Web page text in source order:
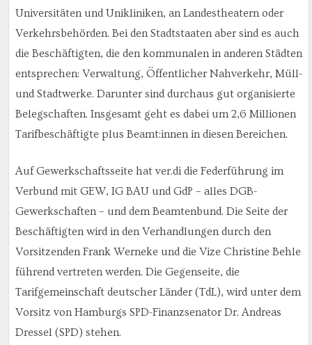
Universitäten und Unikliniken, an Landestheatern oder
Verkehrsbehörden. Bei den Stadtstaaten aber sind es auch
die Beschäftigten, die den kommunalen in anderen Städten
entsprechen: Verwaltung, Öffentlicher Nahverkehr, Müll-
und Stadtwerke. Darunter sind durchaus gut organisierte
Belegschaften. Insgesamt geht es dabei um 2,6 Millionen
Tarifbeschäftigte plus Beamt:innen in diesen Bereichen.
Auf Gewerkschaftsseite hat ver.di die Federführung im
Verbund mit GEW, IG BAU und GdP – alles DGB-
Gewerkschaften – und dem Beamtenbund. Die Seite der
Beschäftigten wird in den Verhandlungen durch den
Vorsitzenden Frank Werneke und die Vize Christine Behle
führend vertreten werden. Die Gegenseite, die
Tarifgemeinschaft deutscher Länder (TdL), wird unter dem
Vorsitz von Hamburgs SPD-Finanzsenator Dr. Andreas
Dressel (SPD) stehen.